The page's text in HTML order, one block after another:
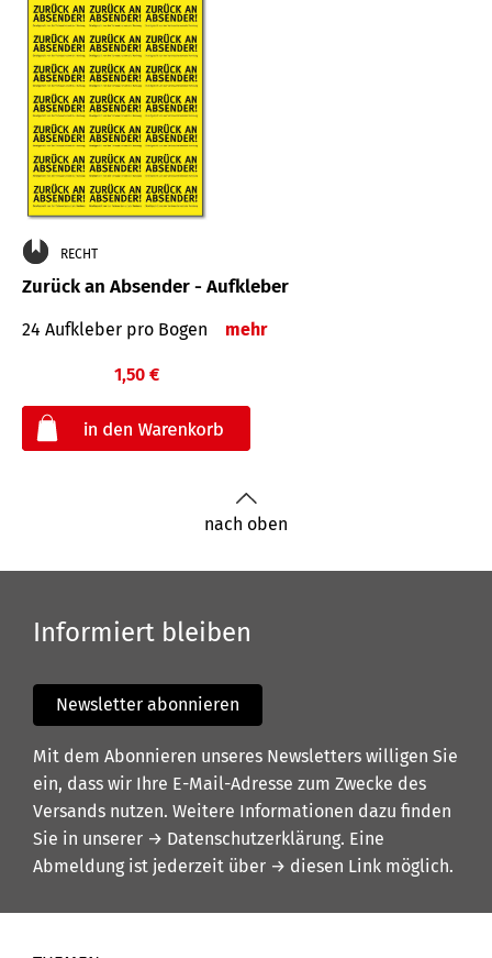
RECHT
Zurück an Absender - Aufkleber
24 Aufkleber pro Bogen mehr
1,50 €
nach oben
Informiert bleiben
Newsletter abonnieren
Mit dem Abonnieren unseres Newsletters willigen Sie
ein, dass wir Ihre E-Mail-Adresse zum Zwecke des
Versands nutzen. Weitere Informationen dazu finden
Sie in unserer → Datenschutzerklärung. Eine
Abmeldung ist jederzeit über → diesen Link möglich.